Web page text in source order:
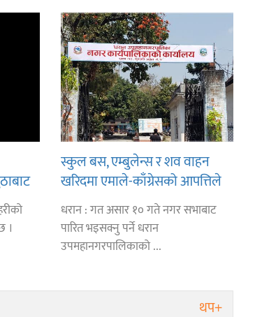
।
स्कुल बस, एम्बुलेन्स र शव वाहन
खरिदमा एमाले-काँग्रेसको आपत्तिले
बजेट अझै अलपत्र
धरान : गत असार १० गते नगर सभाबाट
पारित भइसक्नु पर्ने धरान
उपमहानगरपालिकाको ...
थप+